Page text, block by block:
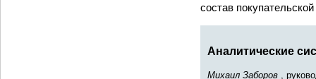
состав
Аналитические
Михаил Заборов
,